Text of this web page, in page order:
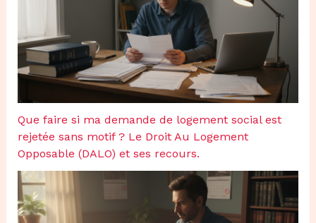
Que faire si ma demande de logement social est
rejetée sans motif ? Le Droit Au Logement
Opposable (DALO) et ses recours.